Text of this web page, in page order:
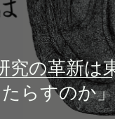
究の革新は
らすのか」